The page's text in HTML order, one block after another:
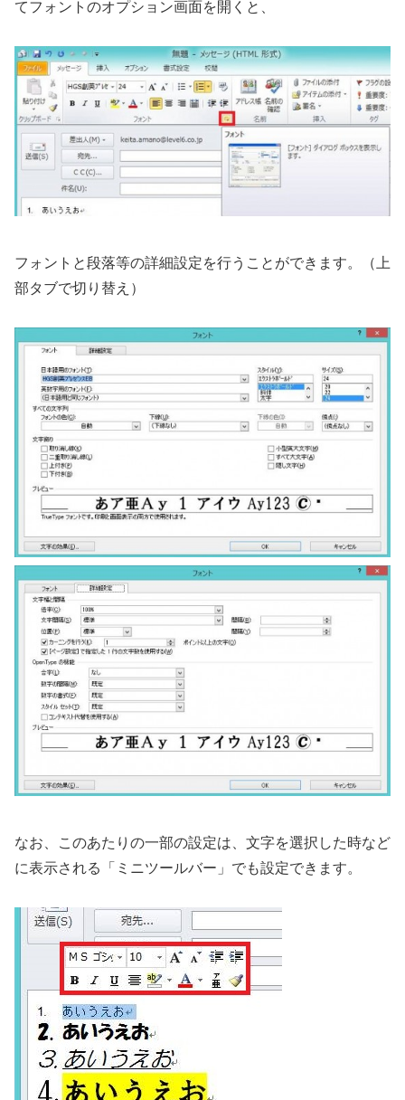
てフォントのオプション画面を開くと、
フォントと段落等の詳細設定を行うことができます。（上
部タブで切り替え）
なお、このあたりの一部の設定は、文字を選択した時など
に表示される「ミニツールバー」でも設定できます。